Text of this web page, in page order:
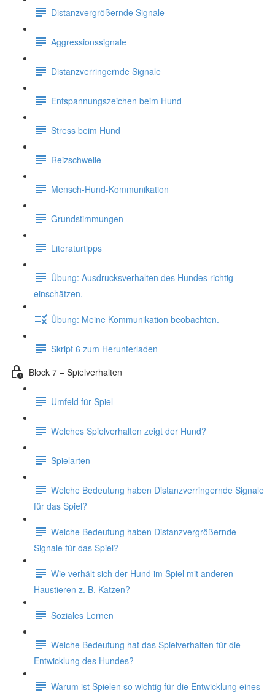
Distanzvergrößernde Signale
Aggressionssignale
Distanzverringernde Signale
Entspannungszeichen beim Hund
Stress beim Hund
Reizschwelle
Mensch-Hund-Kommunikation
Grundstimmungen
Literaturtipps
Übung: Ausdrucksverhalten des Hundes richtig
einschätzen.
Übung: Meine Kommunikation beobachten.
Skript 6 zum Herunterladen
Block 7 – Spielverhalten
Umfeld für Spiel
Welches Spielverhalten zeigt der Hund?
Spielarten
Welche Bedeutung haben Distanzverringernde Signale
für das Spiel?
Welche Bedeutung haben Distanzvergrößernde
Signale für das Spiel?
Wie verhält sich der Hund im Spiel mit anderen
Haustieren z. B. Katzen?
Soziales Lernen
Welche Bedeutung hat das Spielverhalten für die
Entwicklung des Hundes?
Warum ist Spielen so wichtig für die Entwicklung eines